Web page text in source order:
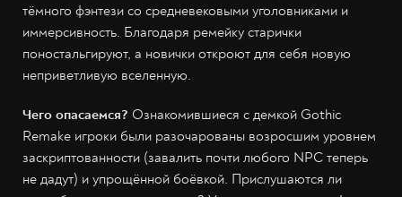
тёмного фэнтези со средневековыми уголовниками и
иммерсивность. Благодаря ремейку старички
поностальгируют, а новички откроют для себя новую
неприветливую вселенную.
Чего опасаемся? Ознакомившиеся с демкой Gothic
Remake игроки были разочарованы возросшим уровнем
заскриптованности (завалить почти любого NPC теперь
не дадут) и упрощённой боёвкой. Прислушаются ли